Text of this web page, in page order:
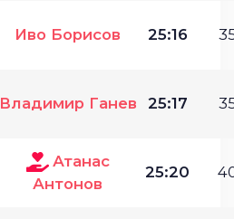
Иво Борисов 25:16
Владимир Ганев 25:17
Атанас
Антонов
25:20